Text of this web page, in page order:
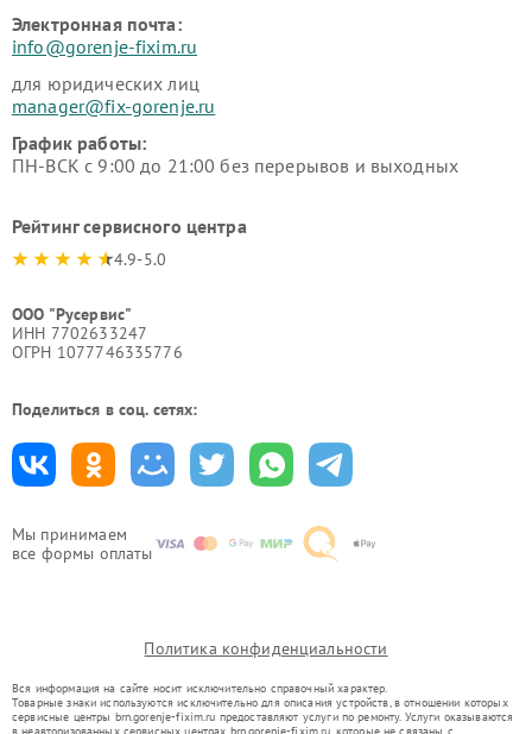
Мы принимаем
все формы оплаты
Электронная почта:
info@gorenje-fixim.ru
для юридических лиц
manager@fix-gorenje.ru
График работы:
ПН-ВСК с 9:00 до 21:00 без перерывов и выходных
Рейтинг сервисного центра
4.9-5.0
ООО "Русервис"
ИНН 7702633247
ОГРН 1077746335776
Поделиться в соц. сетях:
Политика конфиденциальности
Вся информация на сайте носит исключительно справочный характер.
Товарные знаки используются исключительно для описания устройств, в отношении которых
сервисные центры brn.gorenje-fixim.ru предоставляют услуги по ремонту. Услуги оказываются